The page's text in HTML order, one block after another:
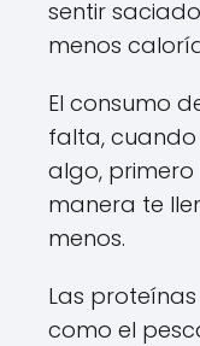
sentir
menos
El consumo
falta,
algo, primero
manera te
menos.
Las
como el